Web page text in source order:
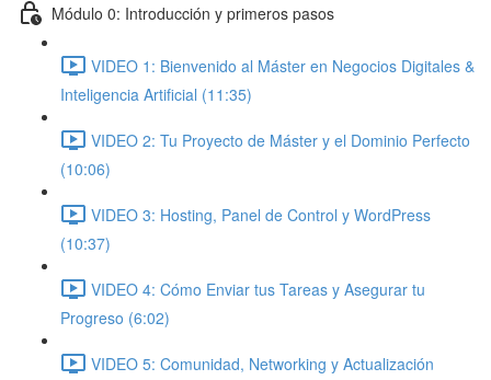
Módulo 0: Introducción y primeros pasos
VIDEO 1: Bienvenido al Máster en Negocios Digitales &
Inteligencia Artificial (11:35)
VIDEO 2: Tu Proyecto de Máster y el Dominio Perfecto
(10:06)
VIDEO 3: Hosting, Panel de Control y WordPress
(10:37)
VIDEO 4: Cómo Enviar tus Tareas y Asegurar tu
Progreso (6:02)
VIDEO 5: Comunidad, Networking y Actualización